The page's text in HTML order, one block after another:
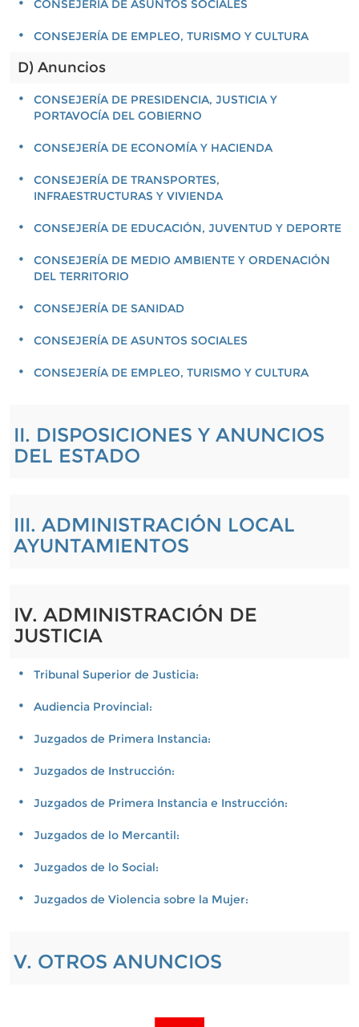
CONSEJERÍA DE ASUNTOS SOCIALES
CONSEJERÍA DE EMPLEO, TURISMO Y CULTURA
D) Anuncios
CONSEJERÍA DE PRESIDENCIA, JUSTICIA Y
PORTAVOCÍA DEL GOBIERNO
CONSEJERÍA DE ECONOMÍA Y HACIENDA
CONSEJERÍA DE TRANSPORTES,
INFRAESTRUCTURAS Y VIVIENDA
CONSEJERÍA DE EDUCACIÓN, JUVENTUD Y DEPORTE
CONSEJERÍA DE MEDIO AMBIENTE Y ORDENACIÓN
DEL TERRITORIO
CONSEJERÍA DE SANIDAD
CONSEJERÍA DE ASUNTOS SOCIALES
CONSEJERÍA DE EMPLEO, TURISMO Y CULTURA
II. DISPOSICIONES Y ANUNCIOS
DEL ESTADO
III. ADMINISTRACIÓN LOCAL
AYUNTAMIENTOS
IV. ADMINISTRACIÓN DE
JUSTICIA
Tribunal Superior de Justicia:
Audiencia Provincial:
Juzgados de Primera Instancia:
Juzgados de Instrucción:
Juzgados de Primera Instancia e Instrucción:
Juzgados de lo Mercantil:
Juzgados de lo Social:
Juzgados de Violencia sobre la Mujer:
V. OTROS ANUNCIOS